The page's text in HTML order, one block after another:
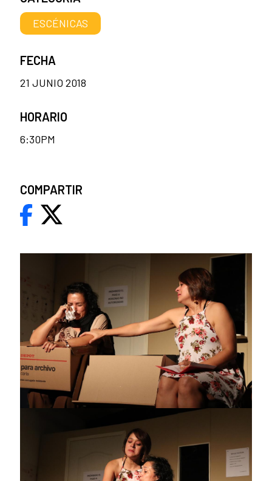
ESCÉNICAS
FECHA
21 JUNIO 2018
HORARIO
6:30PM
COMPARTIR